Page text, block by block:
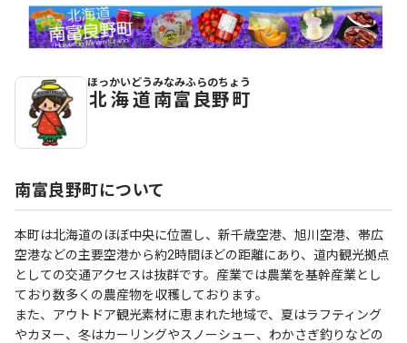
南富良野町のふるさと納税返礼品一覧
北海道
ほっかいどう
南富良野町
みなみふらのちょう
南富良野町について
本町は北海道のほぼ中央に位置し、新千歳空港、旭川空港、帯広
空港などの主要空港から約2時間ほどの距離にあり、道内観光拠点
としての交通アクセスは抜群です。産業では農業を基幹産業とし
ており数多くの農産物を収穫しております。
また、アウトドア観光素材に恵まれた地域で、夏はラフティング
やカヌー、冬はカーリングやスノーシュー、わかさぎ釣りなどの